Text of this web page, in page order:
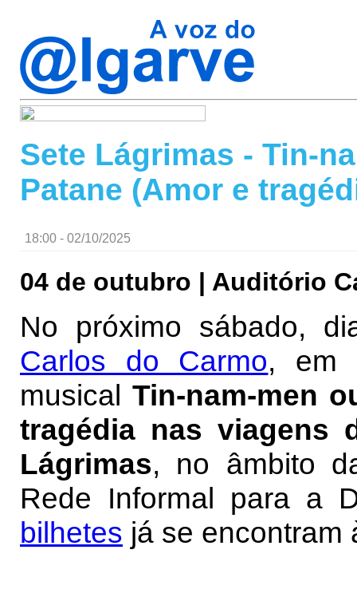
Sete Lágrimas - Tin-
Patane (Amor e
18:00 - 02/10/2025
04 de outubro | Auditório
No próximo sábado,
Carlos do Carmo, em
musicalTin-nam-men
tragédia nas viagens
Lágrimas, no âmbito
Rede Informal para a
bilhetes já se encontram